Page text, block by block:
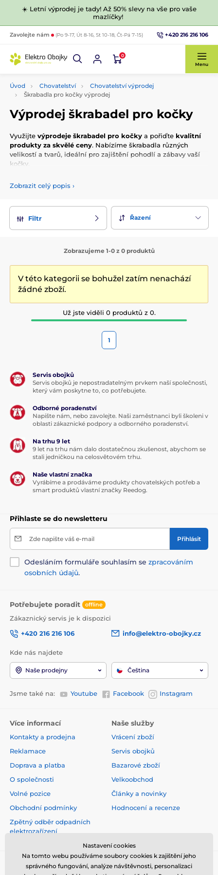
☀️ Letní výprodej je tady! Až 50% slevy na vše pro vaše
mazlíčky!
Zavolejte nám (Po 9-17, Út 8-16, St 10-18, Čt-Pá 7-15) +420 216 216 106
0
Menu
Úvod Chovatelství
Chovatelství výprodej
Škrabadla pro kočky výprodej
Výprodej škrabadel pro kočky
Využijte výprodeje škrabadel pro kočky a pořiďte kvalitní
produkty za skvělé ceny. Nabízíme škrabadla různých
velikostí a tvarů, ideální pro zajištění pohodlí a zábavy vaší
kočky.
Zobrazit celý popis ›
Filtr Řazení
Zobrazujeme 1-0 z 0 produktů
V této kategorii se bohužel zatím nenachází
žádné zboží.
Už jste viděli 0 produktů z 0.
1
Servis obojků
Servis obojků je nepostradatelným prvkem naší společnosti,
který vám poskytne to, co potřebujete.
Odborné poradenství
Napište nám, nebo zavolejte. Naši zaměstnanci byli školeni v
oblasti zákaznické podpory a odborného poradenství.
Na trhu 9 let
9 let na trhu nám dalo dostatečnou zkušenost, abychom se
stali jedničkou na celosvětovém trhu.
Naše vlastní značka
Vyrábíme a prodáváme produkty chovatelských potřeb a
smart produktů vlastní značky Reedog.
Přihlaste se do newsletteru
Zde napište váš e-mail Přihlásit
Odesláním formuláře souhlasím se zpracováním
osobních údajů.
Potřebujete poradit offline
Zákaznický servis je k dispozici
+420 216 216 106
info@elektro-obojky.cz
Kde nás najdete
Naše prodejny Čeština
Jsme také na: Youtube Facebook Instagram
Více informací
Kontakty a prodejna
Reklamace
Doprava a platba
O společnosti
Volné pozice
Obchodní podmínky
Zpětný odběr odpadních
elektrozařízení
Naše služby
Vrácení zboží
Servis obojků
Bazarové zboží
Velkoobchod
Články a novinky
Hodnocení a recenze
Nastavení cookies
Na tomto webu používáme soubory cookies k zajištění jeho
správného fungování, analýze návštěvnosti, personalizaci